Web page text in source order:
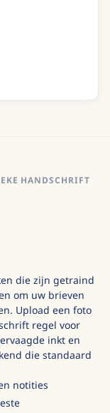
HANDSCHRIFT
die zijn getraind
om uw brieven
Upload een foto
regel voor
inkt en
die standaard